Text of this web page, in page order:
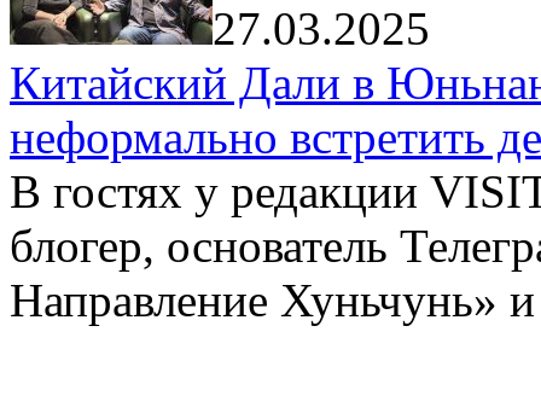
27.03.2025
Китайский Дали в
неформально встретить
В гостях у редакции
блогер, основатель
Направление Хуньчунь»